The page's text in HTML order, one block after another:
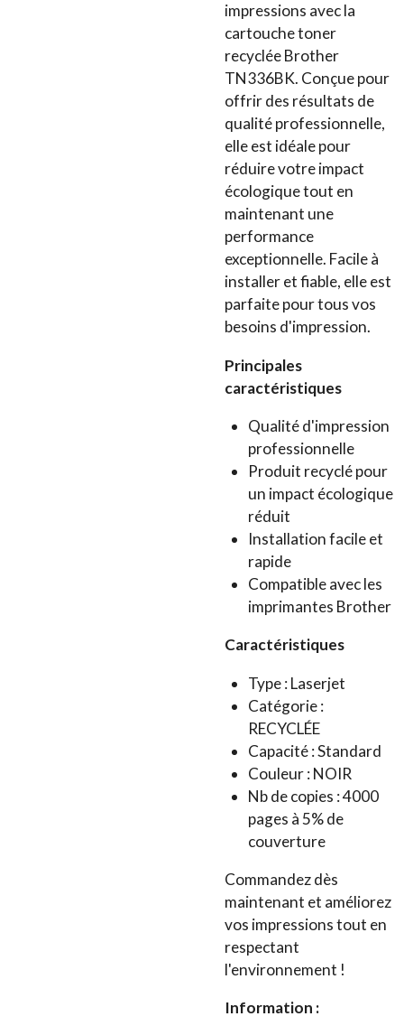
impressions avec la
cartouche toner
recyclée Brother
TN336BK. Conçue pour
offrir des résultats de
qualité professionnelle,
elle est idéale pour
réduire votre impact
écologique tout en
maintenant une
performance
exceptionnelle. Facile à
installer et fiable, elle est
parfaite pour tous vos
besoins d'impression.
Principales
caractéristiques
Qualité d'impression
professionnelle
Produit recyclé pour
un impact écologique
réduit
Installation facile et
rapide
Compatible avec les
imprimantes Brother
Caractéristiques
Type : Laserjet
Catégorie :
RECYCLÉE
Capacité : Standard
Couleur : NOIR
Nb de copies :4000
pages à 5% de
couverture
Commandez dès
maintenant et améliorez
vos impressions tout en
respectant
l'environnement !
Information :